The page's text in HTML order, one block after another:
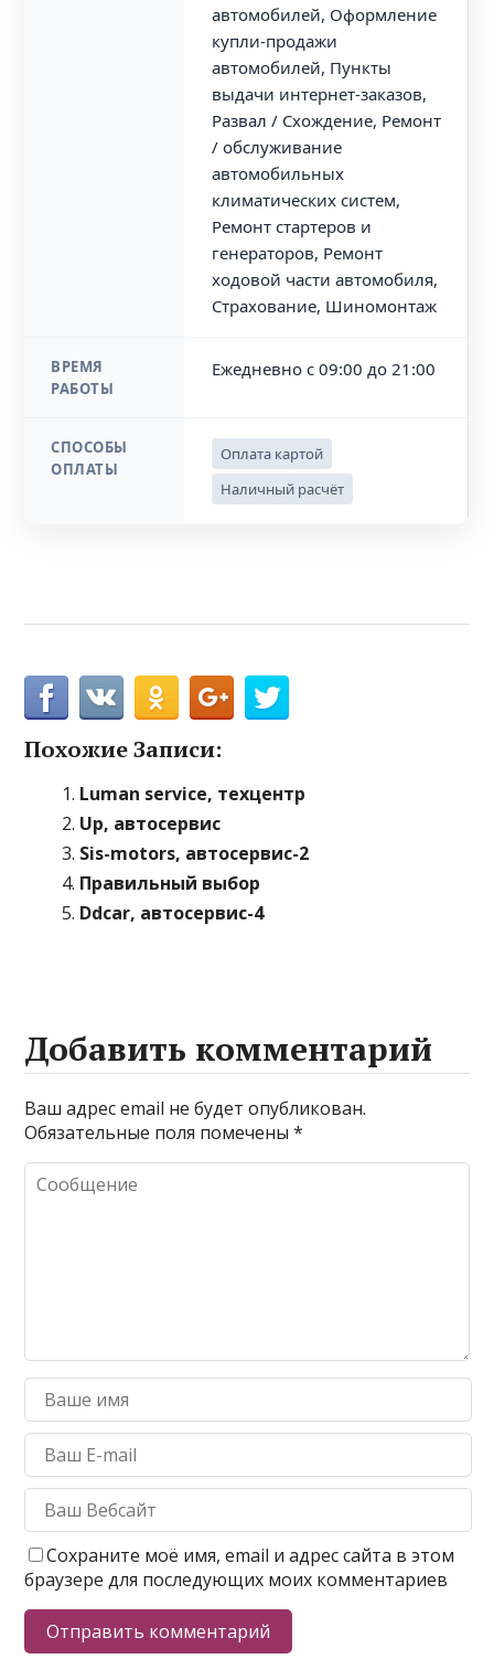
автомобилей, Оформление
купли-продажи
автомобилей, Пункты
выдачи интернет-заказов,
Развал / Схождение, Ремонт
/ обслуживание
автомобильных
климатических систем,
Ремонт стартеров и
генераторов, Ремонт
ходовой части автомобиля,
Страхование, Шиномонтаж
ВРЕМЯ
РАБОТЫ
Ежедневно с 09:00 до 21:00
СПОСОБЫ
ОПЛАТЫ
Оплата картой
Наличный расчёт
Похожие Записи:
Luman service, техцентр
Up, автосервис
Sis-motors, автосервис-2
Правильный выбор
Ddcar, автосервис-4
Добавить комментарий
Ваш адрес email не будет опубликован.
Обязательные поля помечены*
Сохраните моё имя, email и адрес сайта в этом
браузере для последующих моих комментариев